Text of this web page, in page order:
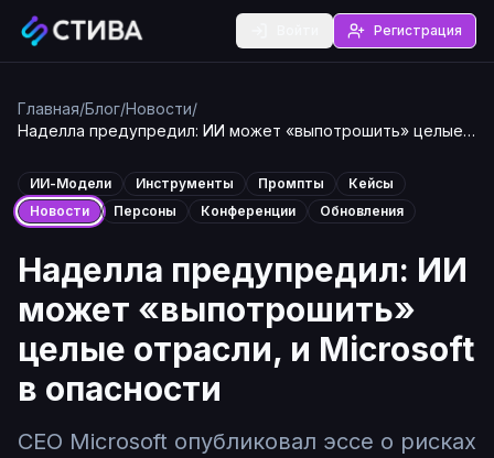
Регистрация
Главная/Блог/Новости/
Наделла предупредил: ИИ может «выпотрошить» целые
ИИ-Модели Инструменты Промпты
Кейсы
Новости
Персоны Конференции Обновления
Наделла предупредил: ИИ
может «выпотрошить»
целые отрасли, и Microsoft
в опасности
CEO Microsoft опубликовал эссе о рисках